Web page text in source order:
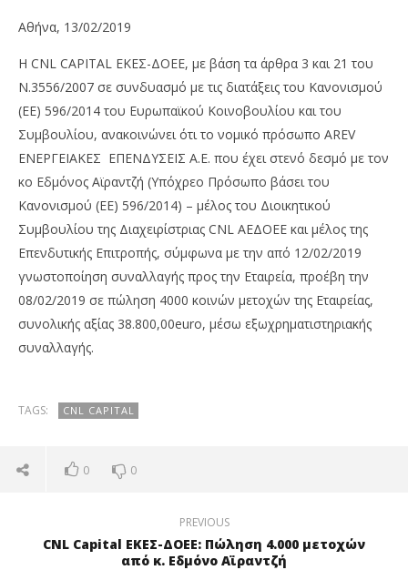
NOW VIEWING
CNL Capital ΕΚΕΣ-ΔΟΕΕ: Πώληση 4.000 μετοχών από
AREV Ενεργειακές Επενδύσεις Α.Ε. (ορθή
επανάληψη)
13/02/2019
Αθήνα, 13/02/2019
H CNL CAPITAL ΕΚΕΣ-ΔΟΕΕ, με βάση τα άρθρα 3 και 21 του
Ν.3556/2007 σε συνδυασμό με τις διατάξεις του Κανονισμού
(ΕΕ) 596/2014 του Ευρωπαϊκού Κοινοβουλίου και του
Συμβουλίου, ανακοινώνει ότι το νομικό πρόσωπο AREV
ΕΝΕΡΓΕΙΑΚΕΣ ΕΠΕΝΔΥΣΕΙΣ Α.Ε. που έχει στενό δεσμό με τον
κο Εδμόνος Αϊραντζή (Υπόχρεο Πρόσωπο βάσει του
Κανονισμού (EΕ) 596/2014) – μέλος του Διοικητικού
Συμβουλίου της Διαχειρίστριας CNL AEΔOEE και μέλος της
Επενδυτικής Επιτροπής, σύμφωνα με την από 12/02/2019
γνωστοποίηση συναλλαγής προς την Eταιρεία, προέβη την
08/02/2019 σε πώληση 4000 κοινών μετοχών της Εταιρείας,
συνολικής αξίας 38.800,00euro, μέσω εξωχρηματιστηριακής
συναλλαγής.
TAGS: CNL CAPITAL
0 0
PREVIOUS
CNL Capital ΕΚΕΣ-ΔΟΕΕ: Πώληση 4.000 μετοχών
από κ. Εδμόνο Αϊραντζή